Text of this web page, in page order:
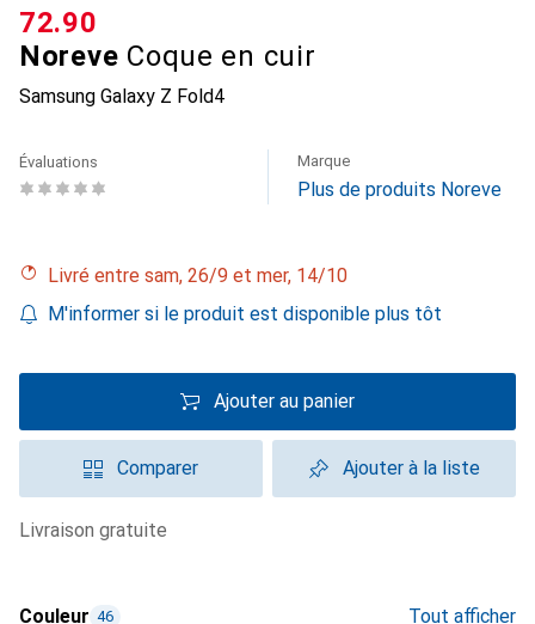
Noreve Coque en cuir
Samsung Galaxy Z Fold4
CHF
72.90
Évaluations Marque
Plus de produits Noreve
Livré entre sam, 26/9 et mer, 14/10
M'informer si le produit est disponible plus tôt
Ajouter au panier
Comparer Ajouter à la liste
livraison gratuite
Couleur 46 Tout afficher